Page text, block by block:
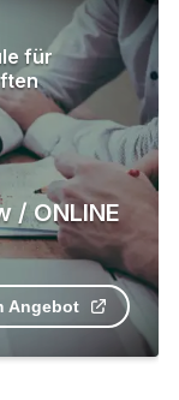
für
/ ONLINE
Angebot